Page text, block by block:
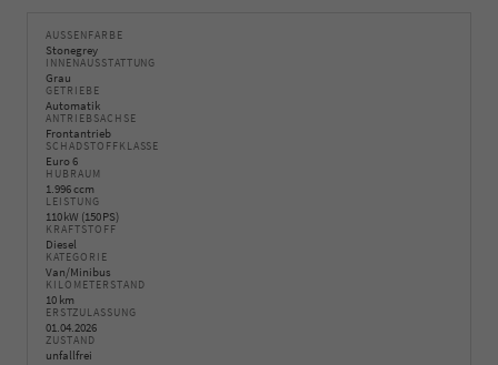
AUSSENFARBE
Stonegrey
INNENAUSSTATTUNG
Grau
GETRIEBE
Automatik
ANTRIEBSACHSE
Frontantrieb
SCHADSTOFFKLASSE
Euro 6
HUBRAUM
1.996 ccm
LEISTUNG
110 kW (150 PS)
KRAFTSTOFF
Diesel
KATEGORIE
Van/Minibus
KILOMETERSTAND
10 km
ERSTZULASSUNG
01.04.2026
ZUSTAND
unfallfrei